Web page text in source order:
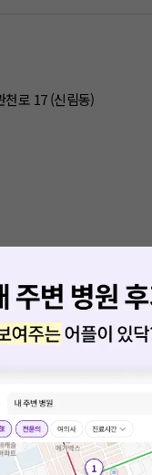
천로 17 (신림동)
/치료, 궁금한 점이 있
의사가 직접 답해드려요!
보세요
원정보가 있나요?
주세요!